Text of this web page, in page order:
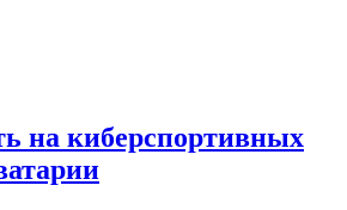
на киберспортивных